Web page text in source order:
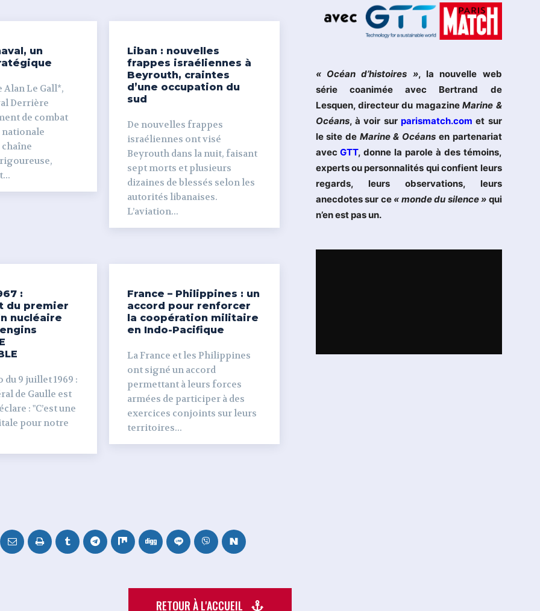
un
Le Gall*,
de combat
nationale
chaîne
Liban : nouvelles
frappes israéliennes à
Beyrouth, craintes
d’une occupation du
sud
De nouvelles frappes
israéliennes ont visé
Beyrouth dans la nuit, faisant
sept morts et plusieurs
dizaines de blessés selon les
autorités libanaises.
L’aviation...
:
du premier
nucléaire
du 9 juillet 1969 :
de Gaulle est
: "C’est une
pour notre
France – Philippines : un
accord pour renforcer
la coopération militaire
en Indo-Pacifique
La France et les Philippines
ont signé un accord
permettant à leurs forces
armées de participer à des
exercices conjoints sur leurs
territoires...
RETOUR À L'ACCUEIL
« Océan d’histoires », la nouvelle web
série coanimée avec Bertrand de
Lesquen, directeur du magazineMarine &
Océans, à voir sur parismatch.com et sur
le site de Marine & Océans en partenariat
avecGTT, donne la parole à des témoins,
experts ou personnalités qui confient leurs
regards, leurs observations, leurs
anecdotes sur ce « monde du silence » qui
n’en est pas un.